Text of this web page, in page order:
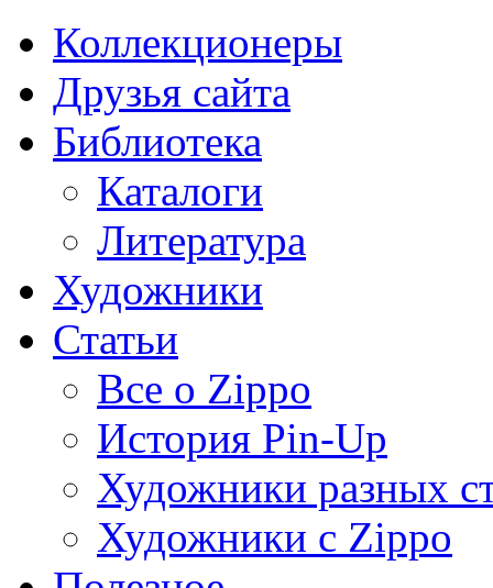
Коллекционеры
Друзья сайта
Библиотека
Каталоги
Литература
Художники
Статьи
Все о Zippo
История Pin-Up
Художники разных
Художники с Zippo